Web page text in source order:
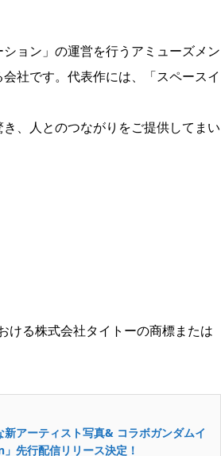
ョン」の運営を行うアミューズメン
社です。代表作には、「スペースイ
、人とのつながりをご提供してまい
ける株式会社タイトーの商標または
アーティスト写真& コラボガンダムイ
先行配信リリース決定！